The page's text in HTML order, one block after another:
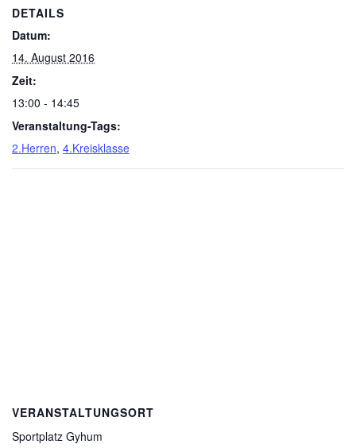
DETAILS
Datum:
14. August 2016
Zeit:
13:00 - 14:45
Veranstaltung-Tags:
2.Herren, 4.Kreisklasse
VERANSTALTUNGSORT
Sportplatz Gyhum